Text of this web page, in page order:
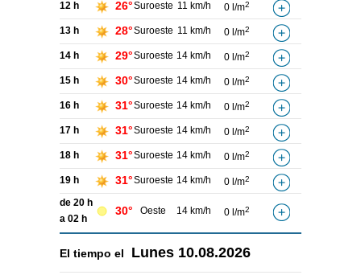
12 h 26°Suroeste 11 km/h 0 l/m2
13 h 28°Suroeste 11 km/h 0 l/m2
14 h 29°Suroeste 14 km/h 0 l/m2
15 h 30°Suroeste 14 km/h 0 l/m2
16 h 31°Suroeste 14 km/h 0 l/m2
17 h 31°Suroeste 14 km/h 0 l/m2
18 h 31°Suroeste 14 km/h 0 l/m2
19 h 31°Suroeste 14 km/h 0 l/m2
de 20 h
a 02 h
30° Oeste 14 km/h 0 l/m2
El tiempo el Lunes 10.08.2026